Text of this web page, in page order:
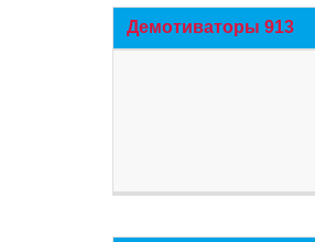
Демотиваторы 913